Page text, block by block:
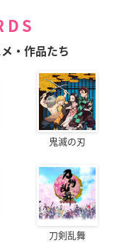
・作品たち
鬼滅の刃
刀剣乱舞